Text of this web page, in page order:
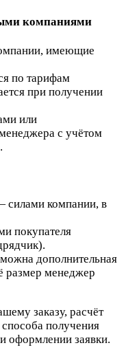
компаниями
имеющие
по тарифам
при получении
или
с учётом
компании, в
покупателя
дополнительная
размер менеджер
заказу, расчёт
получения
оформлении заявки.